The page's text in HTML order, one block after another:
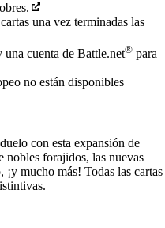
una vez terminadas las
una cuenta de Battle.net® para
no están disponibles
con esta expansión de
nobles forajidos, las nuevas
mucho más! Todas las cartas